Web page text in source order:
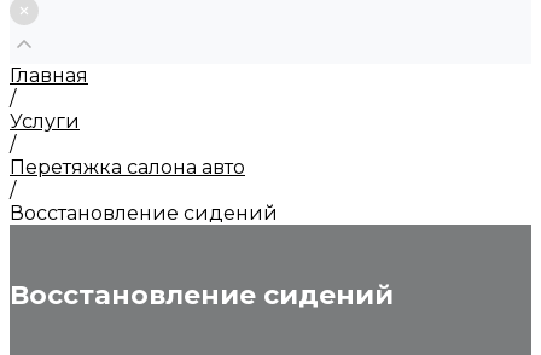
Главная
/
Услуги
/
Перетяжка салона авто
/
Восстановление сидений
Восстановление сидений